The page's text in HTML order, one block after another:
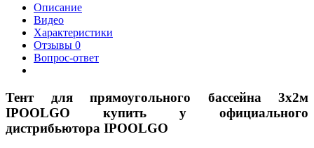
Описание
Видео
Характеристики
Отзывы 0
Вопрос-ответ
Тент для прямоугольного бассейна 3х2м
IPOOLGO купить у официального
дистрибьютора IPOOLGO